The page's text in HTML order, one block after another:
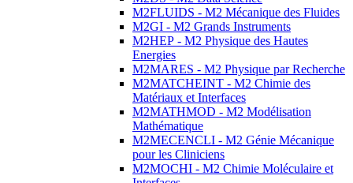
M2FLUIDS - M2 Mécanique des Fluides
M2GI - M2 Grands Instruments
M2HEP - M2 Physique des Hautes
Energies
M2MARES - M2 Physique par Recherche
M2MATCHEINT - M2 Chimie des
Matériaux et Interfaces
M2MATHMOD - M2 Modélisation
Mathématique
M2MECENCLI - M2 Génie Mécanique
pour les Cliniciens
M2MOCHI - M2 Chimie Moléculaire et